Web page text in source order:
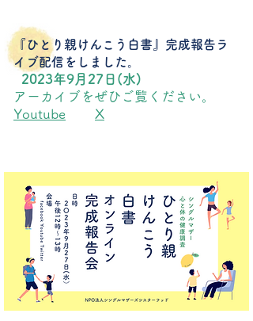
『ひとり親けんこう白書』完成報告ラ
イブ配信をしました。
2023年9月27日(水)
アーカイブをぜひご覧ください。
Youtube
X